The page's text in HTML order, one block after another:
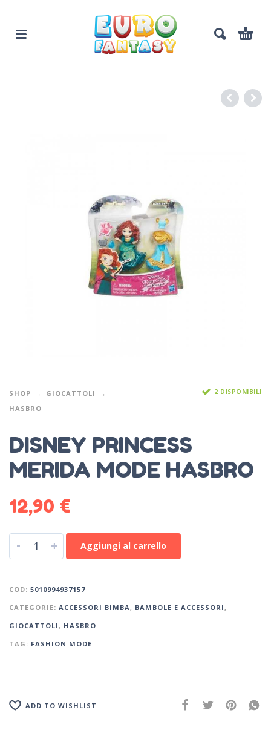
SHOP
GIOCATTOLI
HASBRO
2 DISPONIBILI
DISNEY PRINCESS
MERIDA MODE HASBRO
12,90 €
- + Aggiungi al carrello
COD: 5010994937157
CATEGORIE: ACCESSORI BIMBA , BAMBOLE E ACCESSORI ,
GIOCATTOLI , HASBRO
TAG: FASHION MODE
ADD TO WISHLIST